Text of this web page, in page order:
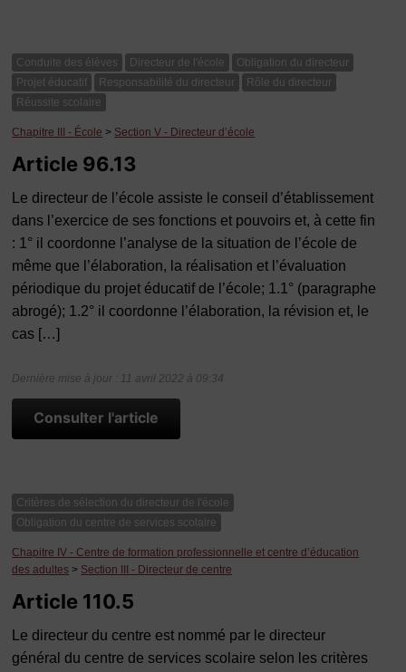
Conduite des élèves Directeur de l'école
Obligation du directeur
Projet éducatif
Responsabilité du directeur
Rôle du directeur
Réussite scolaire
Chapitre III - École > Section V - Directeur d’école
Article 96.13
Le directeur de l’école assiste le conseil d’établissement
dans l’exercice de ses fonctions et pouvoirs et, à cette fin
: 1° il coordonne l’analyse de la situation de l’école de
même que l’élaboration, la réalisation et l’évaluation
périodique du projet éducatif de l’école; 1.1° (paragraphe
abrogé); 1.2° il coordonne l’élaboration, la révision et, le
cas […]
Dernière mise à jour : 11 avril 2022 à 09:34
Consulter l'article
Critères de sélection du directeur de l'école
Obligation du centre de services scolaire
Chapitre IV - Centre de formation professionnelle et centre d’éducation
des adultes > Section III - Directeur de centre
Article 110.5
Le directeur du centre est nommé par le directeur
général du centre de services scolaire selon les critères